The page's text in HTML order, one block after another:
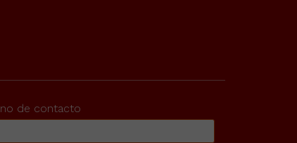
de contacto